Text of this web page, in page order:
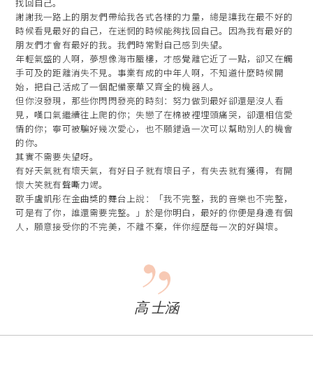
找回自己。
謝謝我一路上的朋友們帶給我各式各樣的力量，總是讓我在最不好的
時候看見最好的自己，在迷惘的時候能夠找回自己。因為我有最好的
朋友們才會有最好的我。我們時常對自己感到失望。
年輕氣盛的人啊，夢想像海市蜃樓，才感覺離它近了一點，卻又在觸
手可及的距離消失不見。事業有成的中年人啊，不知道什麼時候開
始，把自己活成了一個配備豪華又齊全的機器人。
但你沒發現，那些你閃閃發亮的時刻：努力做到最好卻還是沒人看
見，嘆口氣繼續往上爬的你；失戀了在棉被裡埋頭痛哭，卻還相信愛
情的你；寧可被騙好幾次愛心，也不願錯過一次可以幫助別人的機會
的你。
其實不需要失望呀。
有好天氣就有壞天氣，有好日子就有壞日子，有失去就有獲得，有開
懷大笑就有聲嘶力竭。
歌手盧凱彤在金曲獎的舞台上說：「我不完整，我的音樂也不完整，
可是有了你，誰還需要完整。」於是你明白，最好的你便是身邊有個
人，願意接受你的不完美，不離不棄，伴你經歷每一次的好與壞。
高 士涵